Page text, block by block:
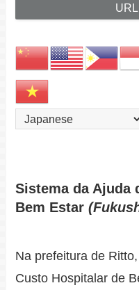
Sistema da Ajuda
Bem Estar
Na prefeitura de
Custo Hospitalar de